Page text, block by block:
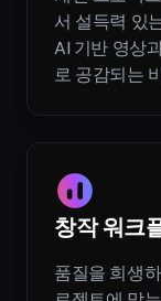
서 설득력 있
AI 기반 영상
로 공감되는
창작 워크
품질을 희생